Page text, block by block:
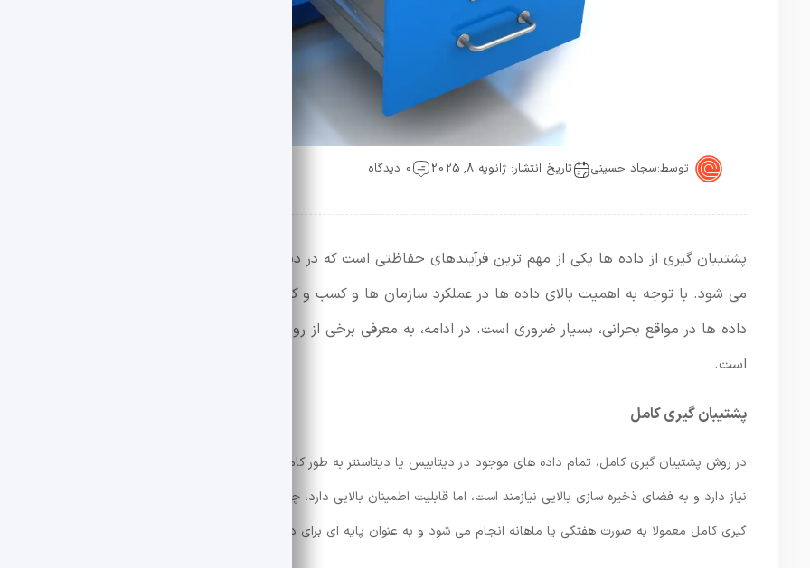
توسط:سجاد حسینی تاریخ انتشار: ژانویه 8, 2025 0 دیدگاه
پشتیبان ‌گیری از داده‌ ها یکی از مهم‌ ترین فرآیندهای حفاظتی است که در دیتاسنترها و سیستم‌ های مدیریت دیتابیس به
می ‌شود. با توجه به اهمیت بالای داده ‌ها در عملکرد سازمان‌ ها و کسب و کارها، داشتن یک استراتژی مناسب برای حفظ و
داده‌ ها در مواقع بحرانی، بسیار ضروری است. در ادامه، به معرفی برخی از روش‌ها و اصول پشتیبان ‌گیری از داده‌ها پرداخته
است.
پشتیبان ‌گیری کامل
در روش پشتیبان‌ گیری کامل، تمام داده‌ های موجود در دیتابیس یا دیتاسنتر به طور کامل کپی و ذخیره می‌ شوند. این روش با وجود اینکه
نیاز دارد و به فضای ذخیره ‌سازی بالایی نیازمند است، اما قابلیت اطمینان بالایی دارد، چرا که تمام داده‌ ها در یک نسخه پشتیبان موجود
‌گیری کامل معمولا به صورت هفتگی یا ماهانه انجام می ‌شود و به عنوان پایه‌ ای برای دیگر روش‌های پشتیبان ‌گیری مورد استفاده قرار می‌ گیرد.